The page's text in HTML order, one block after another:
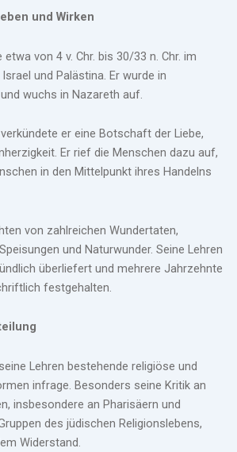
und Wirken
von 4 v. Chr. bis 30/33 n. Chr. im
und Palästina. Er wurde in
wuchs in Nazareth auf.
er eine Botschaft der Liebe,
Er rief die Menschen dazu auf,
in den Mittelpunkt ihres Handelns
von zahlreichen Wundertaten,
und Naturwunder. Seine Lehren
überliefert und mehrere Jahrzehnte
festgehalten.
Lehren bestehende religiöse und
infrage. Besonders seine Kritik an
insbesondere an Pharisäern und
des jüdischen Religionslebens,
Widerstand.